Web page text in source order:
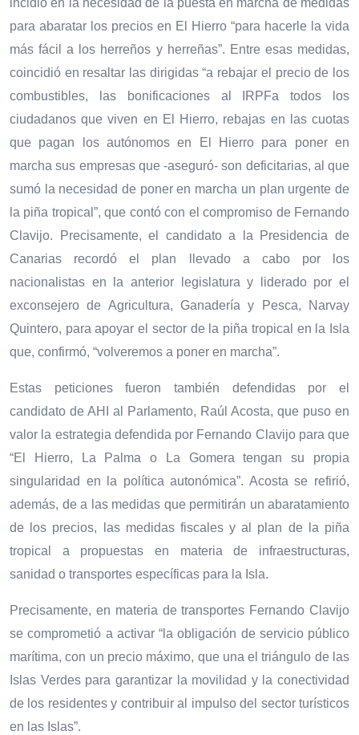
incidió en la necesidad de la puesta en marcha de medidas
para abaratar los precios en El Hierro “para hacerle la vida
más fácil a los herreños y herreñas”. Entre esas medidas,
coincidió en resaltar las dirigidas “a rebajar el precio de los
combustibles, las bonificaciones al IRPFa todos los
ciudadanos que viven en El Hierro, rebajas en las cuotas
que pagan los autónomos en El Hierro para poner en
marcha sus empresas que -aseguró- son deficitarias, al que
sumó la necesidad de poner en marcha un plan urgente de
la piña tropical”, que contó con el compromiso de Fernando
Clavijo. Precisamente, el candidato a la Presidencia de
Canarias recordó el plan llevado a cabo por los
nacionalistas en la anterior legislatura y liderado por el
exconsejero de Agricultura, Ganadería y Pesca, Narvay
Quintero, para apoyar el sector de la piña tropical en la Isla
que, confirmó, “volveremos a poner en marcha”.
Estas peticiones fueron también defendidas por el
candidato de AHI al Parlamento, Raúl Acosta, que puso en
valor la estrategia defendida por Fernando Clavijo para que
“El Hierro, La Palma o La Gomera tengan su propia
singularidad en la política autonómica”. Acosta se refirió,
además, de a las medidas que permitirán un abaratamiento
de los precios, las medidas fiscales y al plan de la piña
tropical a propuestas en materia de infraestructuras,
sanidad o transportes específicas para la Isla.
Precisamente, en materia de transportes Fernando Clavijo
se comprometió a activar “la obligación de servicio público
marítima, con un precio máximo, que una el triángulo de las
Islas Verdes para garantizar la movilidad y la conectividad
de los residentes y contribuir al impulso del sector turísticos
en las Islas”.